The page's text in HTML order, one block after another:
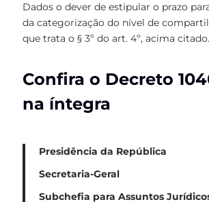
Dados o dever de estipular o prazo
da categorização do nível de
que trata o § 3º do art. 4º, acima
Confira o Decreto
na íntegra
Presidência da República
Secretaria-Geral
Subchefia para Assuntos